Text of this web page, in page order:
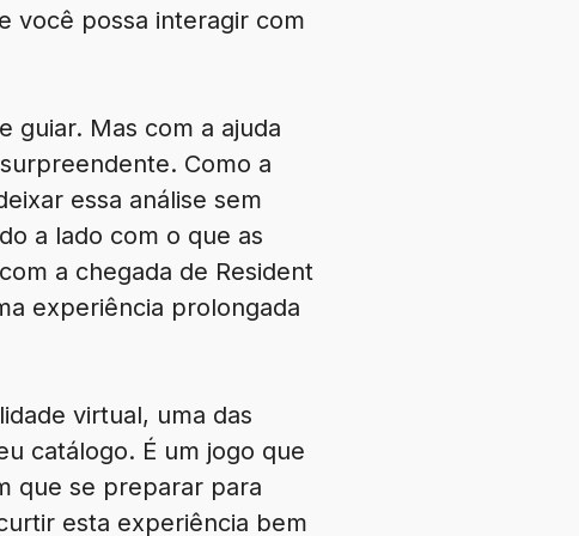
você possa interagir com
guiar. Mas com a ajuda
Como a
essa análise sem
a lado com o que as
a chegada de Resident
experiência prolongada
virtual, uma das
catálogo. É um jogo que
que se preparar para
esta experiência bem